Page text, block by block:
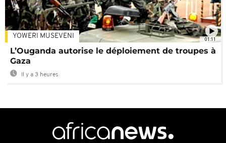
01:11
YOWERI MUSEVENI
L’Ouganda autorise le déploiement de troupes à
Gaza
Il y a 3 heures